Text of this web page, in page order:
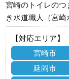
宮崎のトイレの
き水道職人（宮崎
【対応エリア】
宮崎市
延岡市